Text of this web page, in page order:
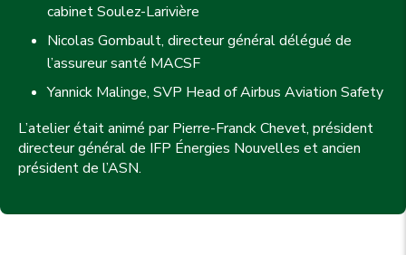
cabinet Soulez-Larivière
Nicolas Gombault, directeur général délégué de
l’assureur santé MACSF
Yannick Malinge, SVP Head of Airbus Aviation Safety
L’atelier était animé par Pierre-Franck Chevet, président
directeur général de IFP Énergies Nouvelles et ancien
président de l’ASN.